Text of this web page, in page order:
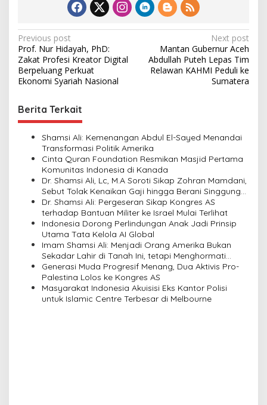
P
o
s
n
a
Previous post
Prof. Nur Hidayah, PhD:
Zakat Profesi Kreator Digital
Berpeluang Perkuat
Ekonomi Syariah Nasional
Next post
Mantan Gubernur Aceh
Abdullah Puteh Lepas Tim
Relawan KAHMI Peduli ke
Sumatera
Berita Terkait
Shamsi Ali: Kemenangan Abdul El-Sayed Menandai
Transformasi Politik Amerika
Cinta Quran Foundation Resmikan Masjid Pertama
Komunitas Indonesia di Kanada
Dr. Shamsi Ali, Lc, M.A Soroti Sikap Zohran Mamdani,
Sebut Tolak Kenaikan Gaji hingga Berani Singgung
Netanyahu
Dr. Shamsi Ali: Pergeseran Sikap Kongres AS
terhadap Bantuan Militer ke Israel Mulai Terlihat
Indonesia Dorong Perlindungan Anak Jadi Prinsip
Utama Tata Kelola AI Global
Imam Shamsi Ali: Menjadi Orang Amerika Bukan
Sekadar Lahir di Tanah Ini, tetapi Menghormati
Perbedaan
Generasi Muda Progresif Menang, Dua Aktivis Pro-
Palestina Lolos ke Kongres AS
Masyarakat Indonesia Akuisisi Eks Kantor Polisi
untuk Islamic Centre Terbesar di Melbourne